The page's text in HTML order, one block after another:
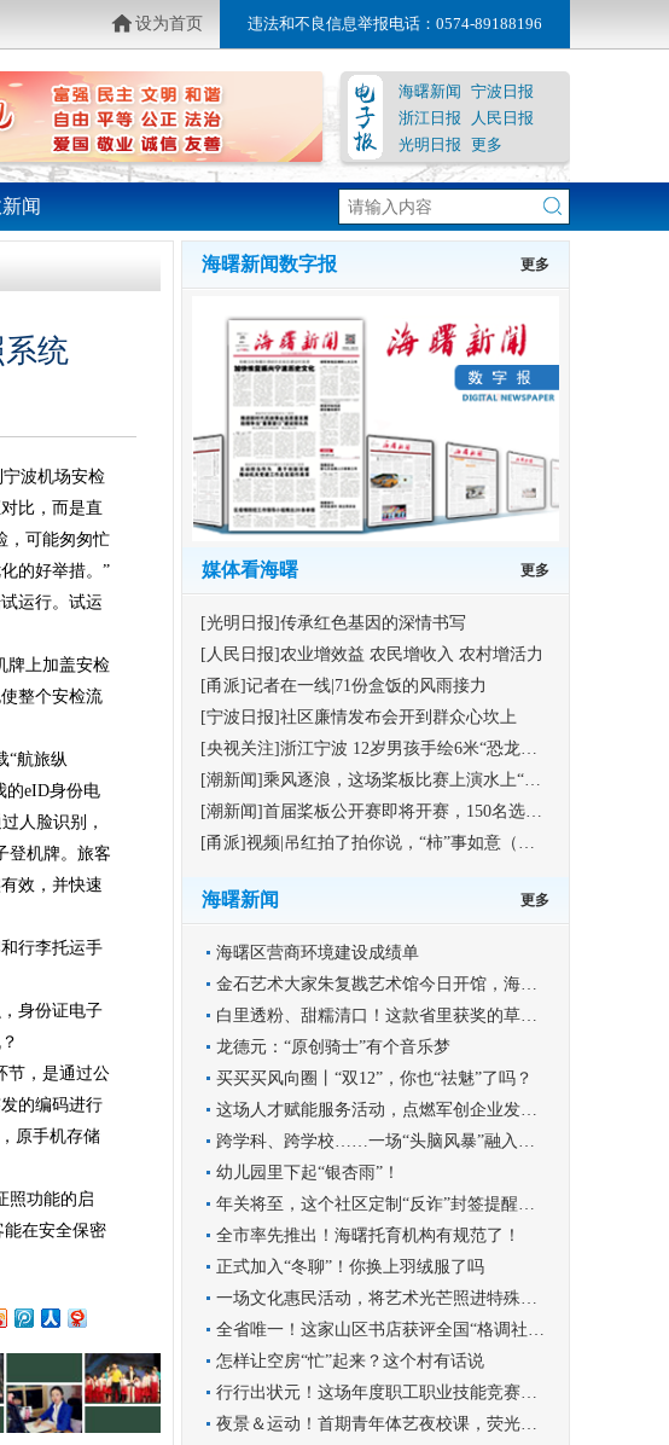
设为首页 违法和不良信息举报电话：0574-89188196
海曙新闻 宁波日报
浙江日报
人民日报
光明日报 更多
闻
统
波机场安检
比，而是直
，可能匆匆忙
的好举措。”
运行。试运
上加盖安检
整个安检流
“航旅纵
的eID身份电
人脸识别，
登机牌。旅客
效，并快速
行李托运手
身份证电子
节，是通过公
的编码进行
原手机存储
照功能的启
能在安全保密
海曙新闻数字报 更多
媒体看海曙 更多
[光明日报]传承红色基因的深情书写
[人民日报]农业增效益 农民增收入 农村增活力
[甬派]记者在一线|71份盒饭的风雨接力
[宁波日报]社区廉情发布会开到群众心坎上
[央视关注]浙江宁波 12岁男孩手绘6米“恐龙版”《清明上河图》
[潮新闻]乘风逐浪，这场桨板比赛上演水上“速度与激情”
[潮新闻]首届桨板公开赛即将开赛，150名选手竞逐海曙集士港水域
[甬派]视频|吊红拍了拍你说，“柿”事如意（福利）
海曙新闻 更多
海曙区营商环境建设成绩单
金石艺术大家朱复戡艺术馆今日开馆，海曙再添文化新地标
白里透粉、甜糯清口！这款省里获奖的草莓你尝过吗？
龙德元：“原创骑士”有个音乐梦
买买买风向圈丨“双12”，你也“祛魅”了吗？
这场人才赋能服务活动，点燃军创企业发展新引擎
跨学科、跨学校……一场“头脑风暴”融入学科实践
幼儿园里下起“银杏雨”！
年关将至，这个社区定制“反诈”封签提醒群众守好钱袋子
全市率先推出！海曙托育机构有规范了！
正式加入“冬聊”！你换上羽绒服了吗
一场文化惠民活动，将艺术光芒照进特殊孩子的世界
全省唯一！这家山区书店获评全国“格调社区店”
怎样让空房“忙”起来？这个村有话说
行行出状元！这场年度职工职业技能竞赛圆满收官
夜景＆运动！首期青年体艺夜校课，荧光青年漫跑罗城